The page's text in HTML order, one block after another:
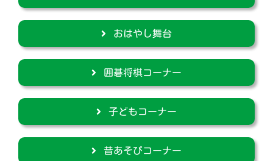
おはやし舞台
囲碁将棋コーナー
子どもコーナー
昔あそびコーナー